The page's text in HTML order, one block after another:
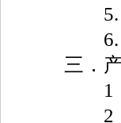
5. 知
6. 无
三．产
1．资
2．现